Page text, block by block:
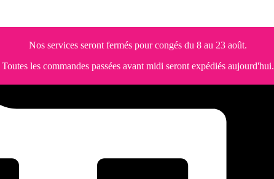
Nos services seront fermés pour congés du 8 au 23 août.
Toutes les commandes passées avant midi seront expédiés aujourd'hui.